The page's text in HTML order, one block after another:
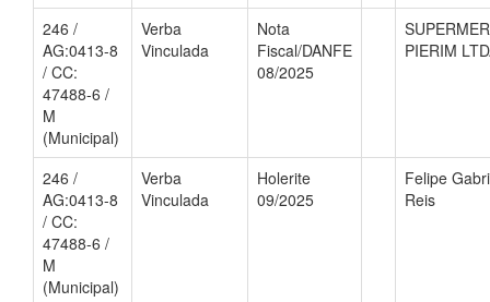
246 /
AG:0413-8
/ CC:
47488-6 /
M
(Municipal)
Verba
Vinculada
Nota
Fiscal/DANFE
08/2025
PIERIM
246 /
AG:0413-8
/ CC:
47488-6 /
M
(Municipal)
Verba
Vinculada
Holerite
09/2025
Felipe
Reis